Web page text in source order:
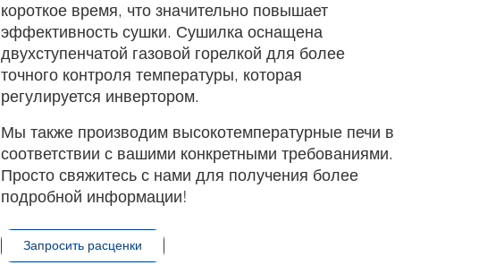
короткое время, что значительно повышает
эффективность сушки. Сушилка оснащена
двухступенчатой газовой горелкой для более
точного контроля температуры, которая
регулируется инвертором.
Мы также производим высокотемпературные печи в
соответствии с вашими конкретными требованиями.
Просто свяжитесь с нами для получения более
подробной информации!
Запросить расценки